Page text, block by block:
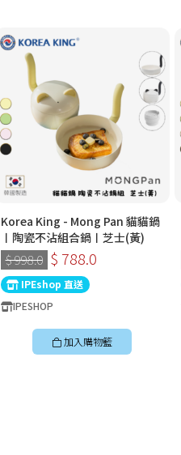
Korea King - Mong Pan 貓貓鍋
〡陶瓷不沾組合鍋〡芝士(黃)
$ 998.0 $ 788.0
IPEshop 直送
IPESHOP
加入購物籃